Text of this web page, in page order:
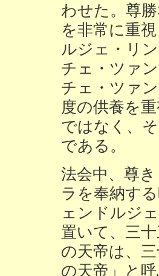
わせた。尊
を非常に重
ルジェ・リ
チェ・ツァ
チェ・ツァ
度の供養を
ではなく、
である。
法会中、尊
ラを奉納す
ェンドルジ
置いて、三
の天帝は、
の天帝」と